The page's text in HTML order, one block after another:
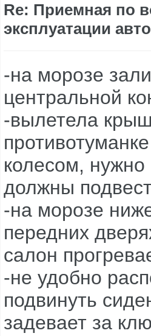
Re: Приемная по
эксплуатации
-на морозе
центральной
-вылетела
колесом, нужно
должны
-на морозе
передних
салон
-не удобно
подвинуть
задевает за